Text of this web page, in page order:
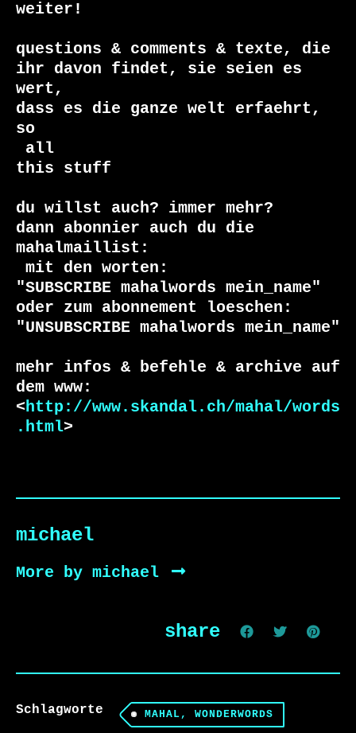
weiter!
questions & comments & texte, die
ihr davon findet, sie seien es
wert,
dass es die ganze welt erfaehrt,
this stuff
du willst auch? immer mehr?
dann abonnier auch du die
"SUBSCRIBE mahalwords mein_name"
oder zum abonnement loeschen:
"UNSUBSCRIBE mahalwords mein_name"
mehr infos & befehle & archive auf
dem www:
<http://www.skandal.ch/mahal/words
.html>
michael
More by michael
share
Schlagworte MAHAL, WONDERWORDS